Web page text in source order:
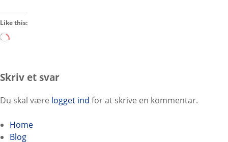
Like this:
L
d
n
…
Skriv et svar
Du skal være logget ind for at skrive en kommentar.
Home
Blog